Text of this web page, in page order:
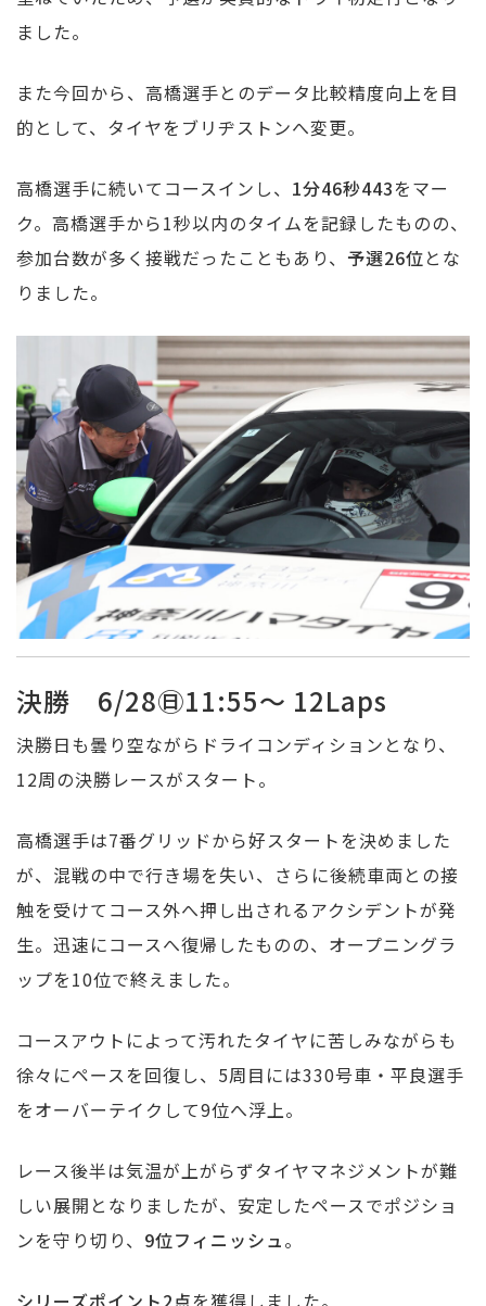
ました。
また今回から、高橋選手とのデータ比較精度向上を目
的として、タイヤをブリヂストンへ変更。
高橋選手に続いてコースインし、 1分46秒443をマー
ク。高橋選手から1秒以内のタイムを記録したものの、
参加台数が多く接戦だったこともあり、 予選26位とな
りました。
決勝 6/28㊐11:55～ 12Laps
決勝日も曇り空ながらドライコンディションとなり、
12周の決勝レースがスタート。
高橋選手は7番グリッドから好スタートを決めました
が、混戦の中で行き場を失い、さらに後続車両との接
触を受けてコース外へ押し出されるアクシデントが発
生。迅速にコースへ復帰したものの、オープニングラ
ップを10位で終えました。
コースアウトによって汚れたタイヤに苦しみながらも
徐々にペースを回復し、5周目には330号車・平良選手
をオーバーテイクして9位へ浮上。
レース後半は気温が上がらずタイヤマネジメントが難
しい展開となりましたが、安定したペースでポジショ
ンを守り切り、 9位フィニッシュ。
シリーズポイント2点を獲得しました。